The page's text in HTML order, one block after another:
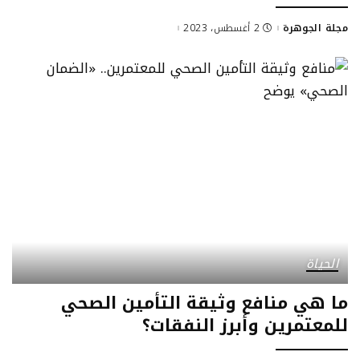
Posted
مجلة الجوهرة 2 أغسطس، 2023
الحياة
ما هي منافع وثيقة التأمين الصحي
للمعتمرين وأبرز النفقات؟